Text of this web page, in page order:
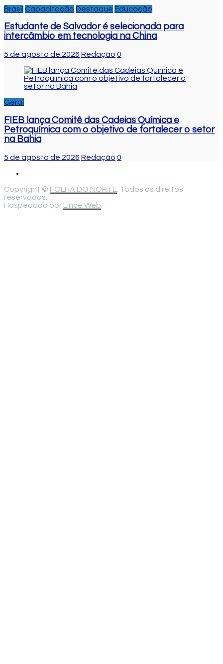
Brasil Capacitação Destaque Educação
Estudante de Salvador é selecionada para
intercâmbio em tecnologia na China
5 de agosto de 2026 Redação 0
Geral
FIEB lança Comitê das Cadeias Química e
Petroquímica com o objetivo de fortalecer o setor
na Bahia
5 de agosto de 2026 Redação 0
Copyright © FOLHA DO NORTE . Todos os direitos
reservados.
Hospedado por Lince Web